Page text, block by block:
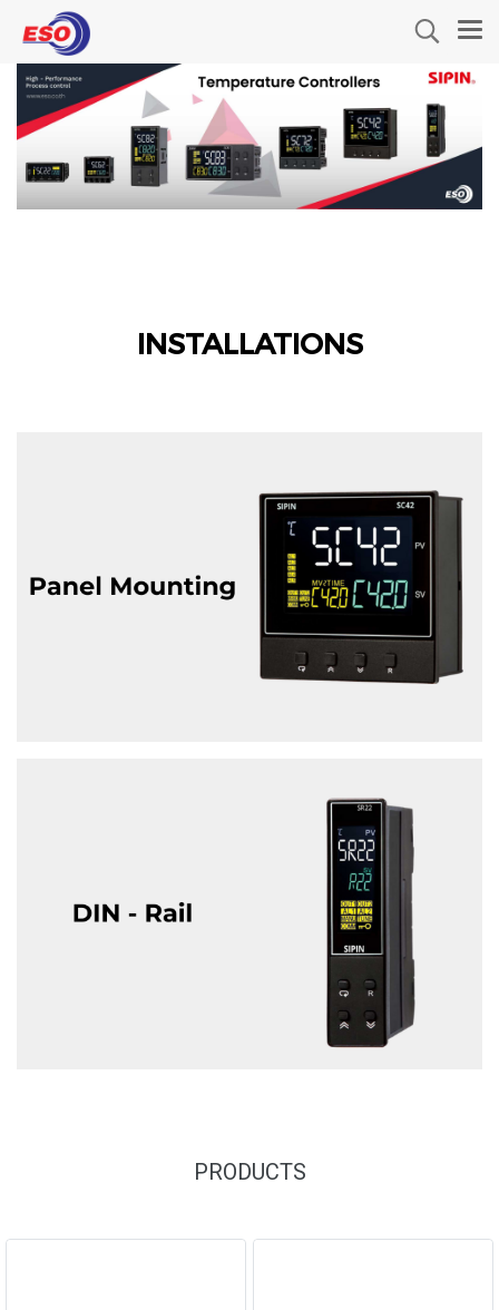
INSTALLATIONS
PRODUCTS